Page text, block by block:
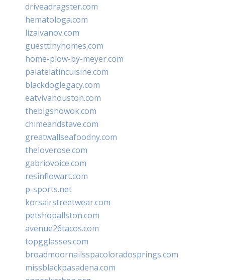
driveadragster.com
hematologa.com
lizaivanov.com
guesttinyhomes.com
home-plow-by-meyer.com
palatelatincuisine.com
blackdoglegacy.com
eatvivahouston.com
thebigshowok.com
chimeandstave.com
greatwallseafoodny.com
theloverose.com
gabriovoice.com
resinflowart.com
p-sports.net
korsairstreetwear.com
petshopallston.com
avenue26tacos.com
topgglasses.com
broadmoornailsspacoloradosprings.com
missblackpasadena.com